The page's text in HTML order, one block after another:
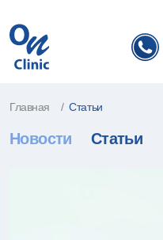
Главная Статьи
Новости Статьи